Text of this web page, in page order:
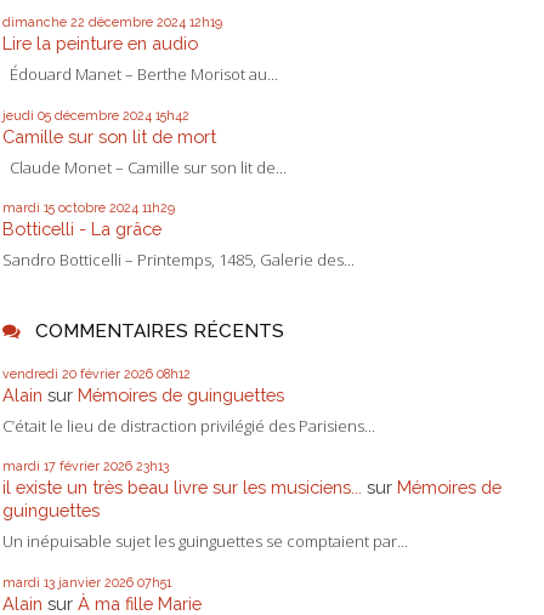
dimanche 22 décembre 2024 12h19
Lire la peinture en audio
Édouard Manet – Berthe Morisot au...
jeudi 05 décembre 2024 15h42
Camille sur son lit de mort
Claude Monet – Camille sur son lit de...
mardi 15 octobre 2024 11h29
Botticelli - La grâce
Sandro Botticelli – Printemps, 1485, Galerie des...
COMMENTAIRES RÉCENTS
vendredi 20 février 2026 08h12
Alain sur Mémoires de guinguettes
C’était le lieu de distraction privilégié des Parisiens...
mardi 17 février 2026 23h13
il existe un très beau livre sur les musiciens... sur Mémoires de
guinguettes
Un inépuisable sujet les guinguettes se comptaient par...
mardi 13 janvier 2026 07h51
Alain sur À ma fille Marie